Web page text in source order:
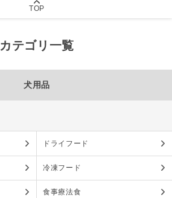
TOP
カテゴリ一覧
犬用品
ドライフード
冷凍フード
食事療法食